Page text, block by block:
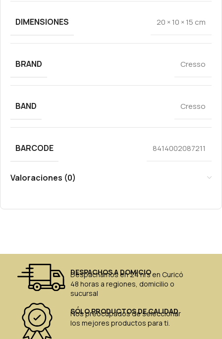
DIMENSIONES 20 × 10 × 15 cm
BRAND Cresso
BAND Cresso
BARCODE 8414002087211
Valoraciones (0)
DESPACHOS A DOMICIO
Despachamos en 24 hrs en Curicó
48 horas a regiones, domicilio o
sucursal
SÓLO PRODUCTOS DE CALIDAD
Nos preocupados de seleccionar
los mejores productos para ti.